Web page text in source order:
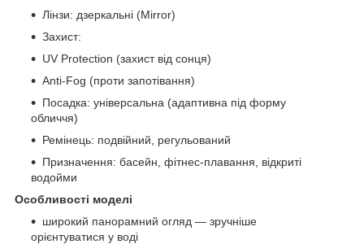
Лінзи: дзеркальні (Mirror)
Захист:
UV Protection (захист від сонця)
Anti-Fog (проти запотівання)
Посадка: універсальна (адаптивна під форму
обличчя)
Ремінець: подвійний, регульований
Призначення: басейн, фітнес-плавання, відкриті
водойми
Особливості моделі
широкий панорамний огляд — зручніше
орієнтуватися у воді